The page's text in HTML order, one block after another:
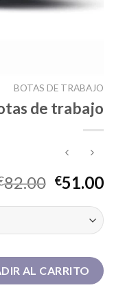
BOTAS DE TRABAJO
de trabajo
82.00 €51.00
AL CARRITO